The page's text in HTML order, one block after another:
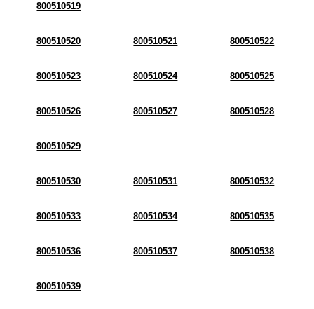
800510519
800510520 800510521 800510522
800510523 800510524 800510525
800510526 800510527 800510528
800510529
800510530 800510531 800510532
800510533 800510534 800510535
800510536 800510537 800510538
800510539